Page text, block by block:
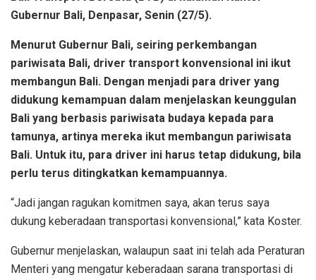
Gubernur Bali, Denpasar, Senin (27/5).
Menurut Gubernur Bali, seiring perkembangan
pariwisata Bali, driver transport konvensional ini ikut
membangun Bali. Dengan menjadi para driver yang
didukung kemampuan dalam menjelaskan keunggulan
Bali yang berbasis pariwisata budaya kepada para
tamunya, artinya mereka ikut membangun pariwisata
Bali. Untuk itu, para driver ini harus tetap didukung, bila
perlu terus ditingkatkan kemampuannya.
“Jadi jangan ragukan komitmen saya, akan terus saya
dukung keberadaan transportasi konvensional,” kata Koster.
Gubernur menjelaskan, walaupun saat ini telah ada Peraturan
Menteri yang mengatur keberadaan sarana transportasi di